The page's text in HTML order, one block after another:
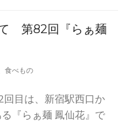
第82回『らぁ麺
食べもの
回目は、新宿駅西口か
『らぁ麺 鳳仙花』で